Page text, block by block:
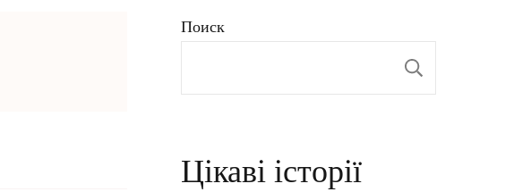
Поиск
Цікаві історії